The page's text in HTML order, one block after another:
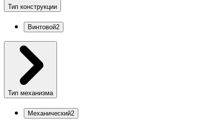
Тип конструкции
Винтовой2
Тип механизма
Механический2